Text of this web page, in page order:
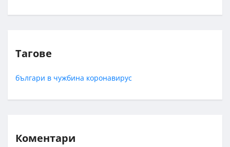
Тагове
българи в чужбина коронавирус
Коментари